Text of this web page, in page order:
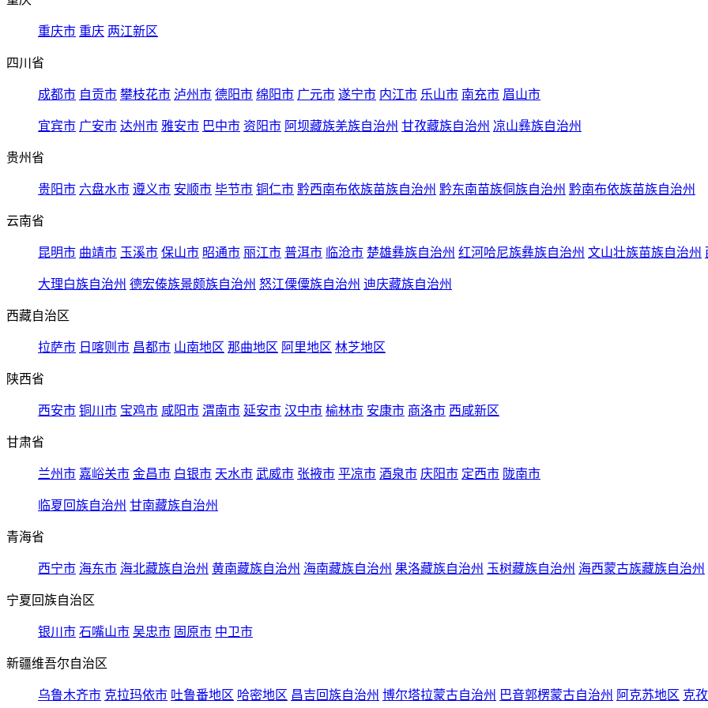
重庆市 重庆 两江新区
四川省
成都市 自贡市 攀枝花市 泸州市 德阳市 绵阳市 广元市 遂宁市 内江市 乐山市 南充市 眉山市
宜宾市 广安市 达州市 雅安市 巴中市 资阳市 阿坝藏族羌族自治州 甘孜藏族自治州 凉山彝族自治州
贵州省
贵阳市 六盘水市 遵义市 安顺市 毕节市 铜仁市 黔西南布依族苗族自治州 黔东南苗族侗族自治州 黔南布依族苗族自治州
云南省
昆明市 曲靖市 玉溪市 保山市 昭通市 丽江市 普洱市 临沧市 楚雄彝族自治州 红河哈尼族彝族自治州 文山壮族苗族自治州
大理白族自治州 德宏傣族景颇族自治州 怒江傈僳族自治州 迪庆藏族自治州
西藏自治区
拉萨市 日喀则市 昌都市 山南地区 那曲地区 阿里地区 林芝地区
陕西省
西安市 铜川市 宝鸡市 咸阳市 渭南市 延安市 汉中市 榆林市 安康市 商洛市 西咸新区
甘肃省
兰州市 嘉峪关市 金昌市 白银市 天水市 武威市 张掖市 平凉市 酒泉市 庆阳市 定西市 陇南市
临夏回族自治州 甘南藏族自治州
青海省
西宁市 海东市 海北藏族自治州 黄南藏族自治州 海南藏族自治州 果洛藏族自治州 玉树藏族自治州 海西蒙古族藏族自治州
宁夏回族自治区
银川市 石嘴山市 吴忠市 固原市 中卫市
新疆维吾尔自治区
乌鲁木齐市 克拉玛依市 吐鲁番地区 哈密地区 昌吉回族自治州 博尔塔拉蒙古自治州 巴音郭楞蒙古自治州 阿克苏地区 克